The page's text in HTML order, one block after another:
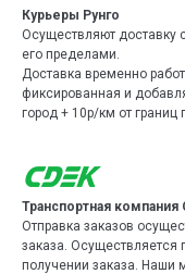
Курьеры Рунго
Осуществляют доставку
его пределами.
Доставка временно
фиксированная и
город + 10р/км от границ
Транспортная
Отправка заказов
заказа. Осуществляется
получении заказа. Наши